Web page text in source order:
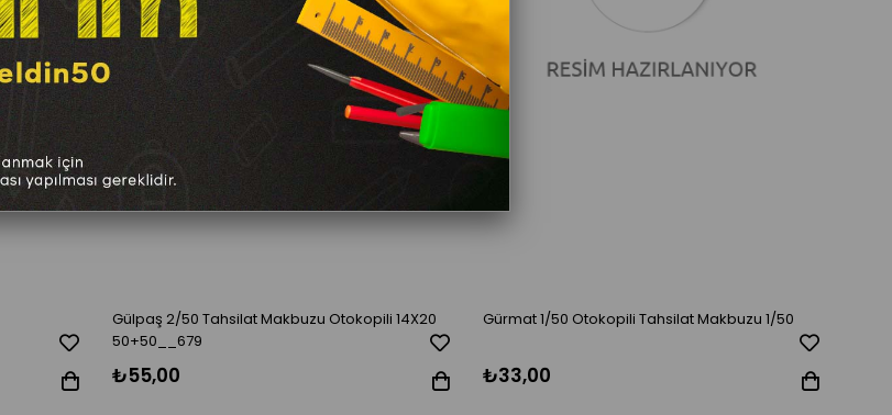
Gülpaş 2/50 Tahsilat Makbuzu Otokopili 14X20
50+50__679
₺55,00
Gürmat 1/50 Otokopili Tahsilat Makbuzu 1/50
₺33,00